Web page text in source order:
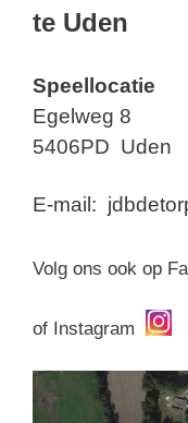
te Uden
Speellocatie
Egelweg 8
5406PD Uden
E-mail:
Volg ons ook op
of Instagram